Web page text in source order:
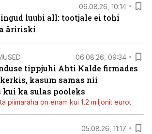
06.08.26, 10:14
luubi all: tootjale ei tohi
äririski
06.08.26, 09:34
tippjuhi Ahti Kalde firmades
kasum samas nii
ka sulas pooleks
piimaraha on enam kui 1,2 miljonit eurot
05.08.26, 11:17